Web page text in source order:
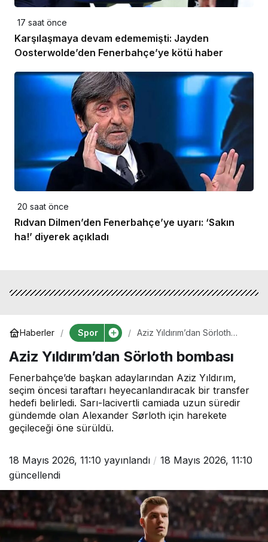
17 saat önce
Karşılaşmaya devam edememişti: Jayden
Oosterwolde’den Fenerbahçe’ye kötü haber
20 saat önce
Rıdvan Dilmen’den Fenerbahçe’ye uyarı: ‘Sakın
ha!’ diyerek açıkladı
Haberler Spor
Aziz Yıldırım’dan Sörloth
Aziz Yıldırım’dan Sörloth bombası
Fenerbahçe’de başkan adaylarından Aziz Yıldırım,
seçim öncesi taraftarı heyecanlandıracak bir transfer
hedefi belirledi. Sarı-lacivertli camiada uzun süredir
gündemde olan Alexander Sørloth için harekete
geçileceği öne sürüldü.
18 Mayıs 2026, 11:10 yayınlandı
18 Mayıs 2026, 11:10
güncellendi